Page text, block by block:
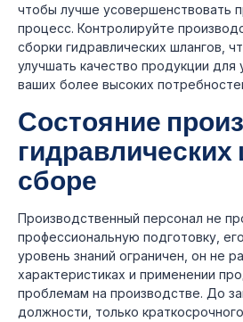
чтобы лучше усовершенствовать
процесс. Контролируйте
сборки гидравлических шлангов,
улучшать качество продукции для
ваших более высоких
Состояние
сборе
Производственный персонал не
профессиональную подготовку,
уровень знаний ограничен, он не
характеристиках и применении
проблемам на производстве. До
должности, только